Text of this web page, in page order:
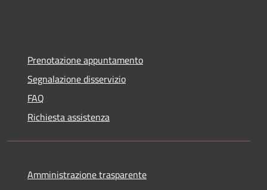
Prenotazione appuntamento
Segnalazione disservizio
FAQ
Richiesta assistenza
Amministrazione trasparente